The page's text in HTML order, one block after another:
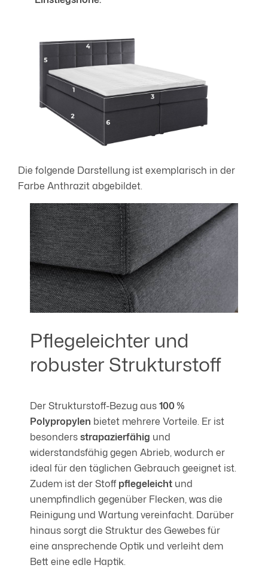
Die folgende Darstellung ist exemplarisch in der
Farbe Anthrazit abgebildet.
Pflegeleichter und
robuster Strukturstoff
Der Strukturstoff-Bezug aus100 %
Polypropylen bietet mehrere Vorteile. Er ist
besondersstrapazierfähig und
widerstandsfähig gegen Abrieb, wodurch er
ideal für den täglichen Gebrauch geeignet ist.
Zudem ist der Stoffpflegeleicht und
unempfindlich gegenüber Flecken, was die
Reinigung und Wartung vereinfacht. Darüber
hinaus sorgt die Struktur des Gewebes für
eine ansprechende Optik und verleiht dem
Bett eine edle Haptik.